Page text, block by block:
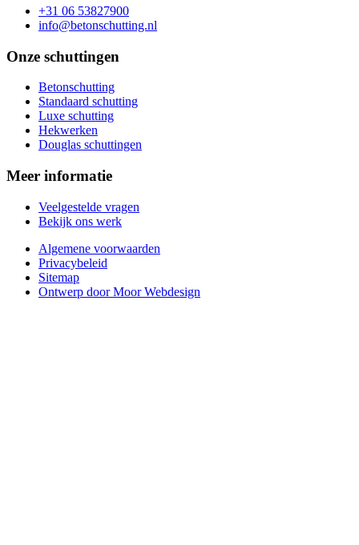
+31 06 53827900
info@betonschutting.nl
Onze schuttingen
Betonschutting
Standaard schutting
Luxe schutting
Hekwerken
Douglas schuttingen
Meer informatie
Veelgestelde vragen
Bekijk ons werk
Algemene voorwaarden
Privacybeleid
Sitemap
Ontwerp door Moor Webdesign